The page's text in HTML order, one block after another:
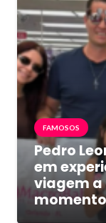
FAMOSOS
Pedro
em
viagem a